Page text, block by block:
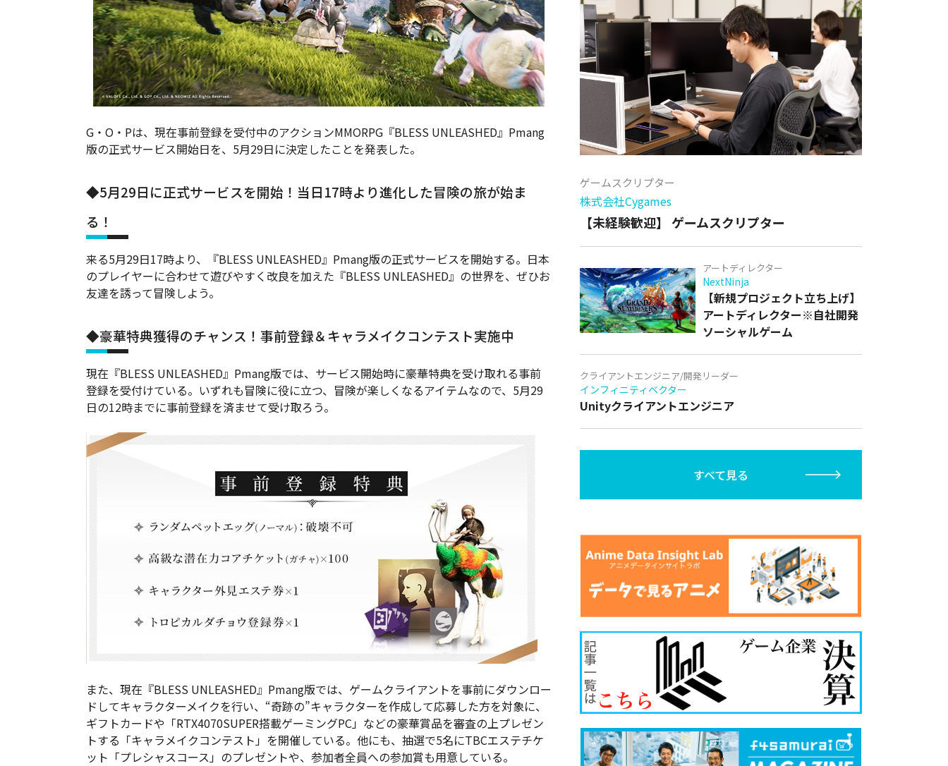
G・O・Pは、 現在事前登録を受付中のアクションMMORPG『BLESS UNLEASHED』Pmang
版の正式サービス開始日を、5月29日に決定したことを発表した。
◆5月29日に正式サービスを開始！当日17時より進化した冒険の旅が始ま
る！
来る5月29日17時より、『BLESS UNLEASHED』Pmang版の正式サービスを開始する。日本
のプレイヤーに合わせて遊びやすく改良を加えた『BLESS UNLEASHED』の世界を、ぜひお
友達を誘って冒険しよう。
◆豪華特典獲得のチャンス！事前登録＆キャラメイクコンテスト実施中
現在『BLESS UNLEASHED』Pmang版では、サービス開始時に豪華特典を受け取れる事前
登録を受付けている。いずれも冒険に役に立つ、冒険が楽しくなるアイテムなので、5月29
日の12時までに事前登録を済ませて受け取ろう。
また、現在『BLESS UNLEASHED』Pmang版では、ゲームクライアントを事前にダウンロー
ドしてキャラクターメイクを行い、“奇跡の”キャラクターを作成して応募した方を対象に、
ギフトカードや「RTX4070SUPER搭載ゲーミングPC」などの豪華賞品を審査の上プレゼン
トする「キャラメイクコンテスト」を開催している。他にも、抽選で5名にTBCエステチケ
ット「プレシャスコース」のプレゼントや、参加者全員への参加賞も用意している。
ゲームスクリプター
株式会社Cygames
【未経験歓迎】 ゲームスクリプター
アートディレクター
NextNinja
【新規プロジェクト立ち上げ】
アートディレクター※自社開発
ソーシャルゲーム
クライアントエンジニア/開発リーダー
インフィニティベクター
Unityクライアントエンジニア
すべて見る